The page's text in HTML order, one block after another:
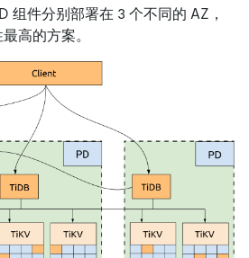
组件分别部署在 3 个不同的 AZ，
高的方案。